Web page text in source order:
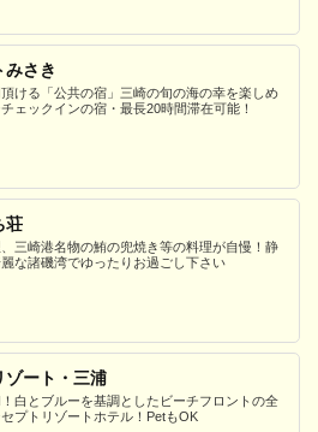
みさき
ける「公共の宿」三崎の旬の海の幸を楽しめ
ェックインの宿・最長20時間滞在可能！
荘
三崎港名物の鮪の兜焼き等の料理が自慢！静
な諸磯湾でゆったりお過ごし下さい
ゾート・三浦
白とブルーを基調としたビーチフロントの全
プトリゾートホテル！PetもOK